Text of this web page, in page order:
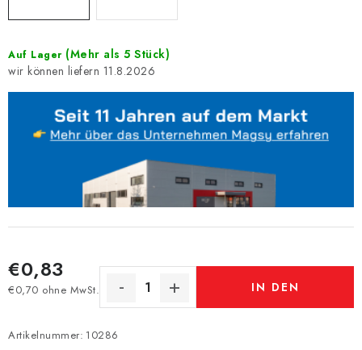
Auf Lager (Mehr als 5 Stück)
11.8.2026
€0,83
€0,70 ohne MwSt. IN DEN
Artikelnummer: 10286